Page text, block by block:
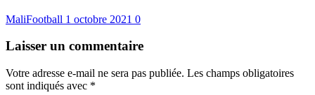
MaliFootball 1 octobre 2021 0
Laisser un commentaire
Votre adresse e-mail ne sera pas publiée. Les champs obligatoires
sont indiqués avec *